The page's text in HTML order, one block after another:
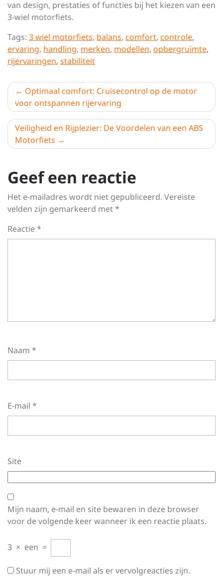
van design, prestaties of functies bij het kiezen van een
3-wiel motorfiets.
Tags: 3 wiel motorfiets, balans, comfort, controle,
ervaring, handling, merken, modellen, opbergruimte,
rijervaringen, stabiliteit
Berichtnavigatie
Optimaal comfort: Cruisecontrol op de motor
voor ontspannen rijervaring
Veiligheid en Rijplezier: De Voordelen van een ABS
Motorfiets
Geef een reactie
Het e-mailadres wordt niet gepubliceerd. Vereiste
velden zijn gemarkeerd met*
Reactie*
Naam *
E-mail *
Site
Mijn naam, e-mail en site bewaren in deze browser
voor de volgende keer wanneer ik een reactie plaats.
3 × een =
Stuur mij een e-mail als er vervolgreacties zijn.